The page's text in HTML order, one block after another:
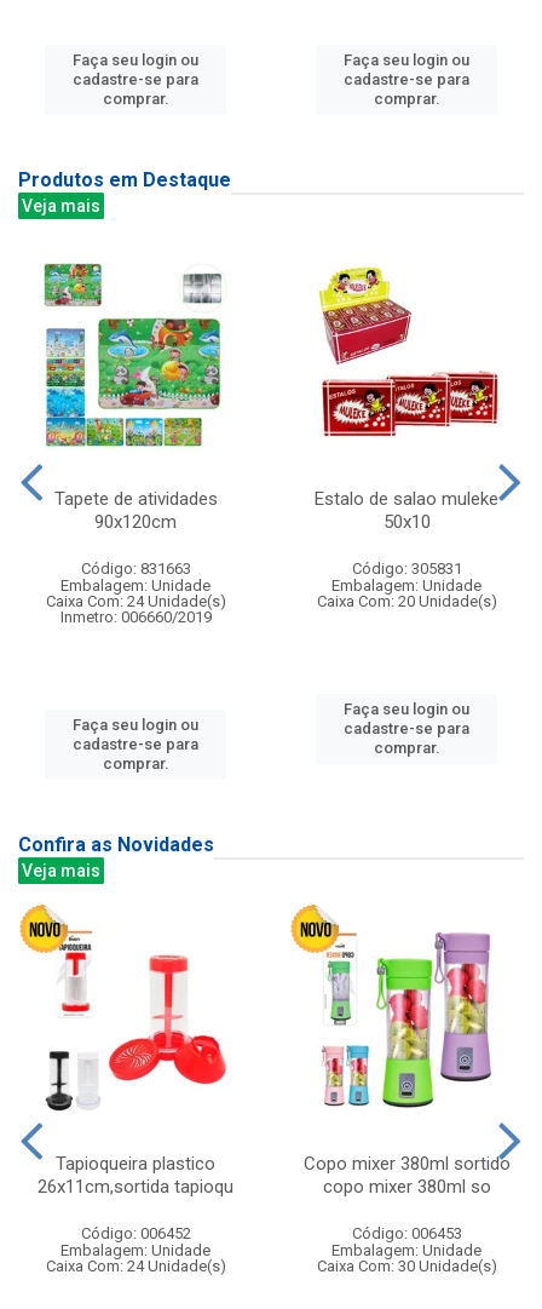
Faça seu login ou
cadastre-se para
comprar.
Faça seu login ou
cadastre-se para
comprar.
Produtos em Destaque
Veja mais
Tapete de atividades
90x120cm
Código: 831663
Embalagem: Unidade
Caixa Com: 24 Unidade(s)
Inmetro: 006660/2019
Faça seu login ou
cadastre-se para
comprar.
Estalo de salao muleke
50x10
Código: 305831
Embalagem: Unidade
Caixa Com: 20 Unidade(s)
Faça seu login ou
cadastre-se para
comprar.
Confira as Novidades
Veja mais
Tapioqueira plastico
26x11cm,sortida tapioqu
Código: 006452
Embalagem: Unidade
Caixa Com: 24 Unidade(s)
Copo mixer 380ml sortido
copo mixer 380ml so
Código: 006453
Embalagem: Unidade
Caixa Com: 30 Unidade(s)